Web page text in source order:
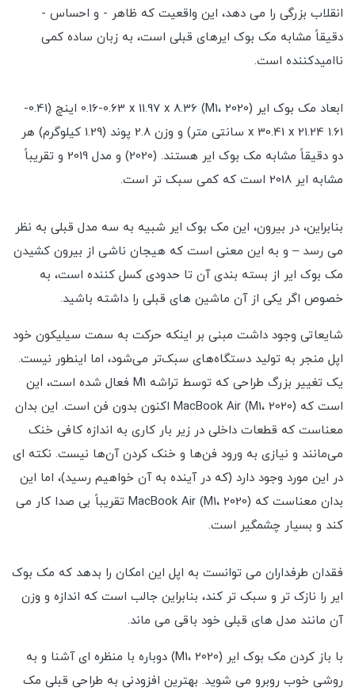
انقلاب بزرگی را می دهد، این واقعیت که ظاهر - و احساس -
دقیقاً مشابه مک بوک ایرهای قبلی است، به زبان ساده کمی
ناامیدکننده است.
ابعاد مک بوک ایر (M1، 2020) 0.16-0.63 x 11.97 x 8.36 اینچ (0.41-
1.61 x 30.41 x 21.24 سانتی متر) و وزن 2.8 پوند (1.29 کیلوگرم) هر
دو دقیقاً مشابه مک بوک ایر هستند. (2020) و مدل 2019 و تقریباً
مشابه ایر 2018 است که کمی سبک تر است.
بنابراین، در بیرون، این مک بوک ایر شبیه به سه مدل قبلی به نظر
می رسد – و به این معنی است که هیجان ناشی از بیرون کشیدن
مک بوک ایر از بسته بندی آن تا حدودی کسل کننده است، به
خصوص اگر یکی از آن ماشین های قبلی را داشته باشید.
شایعاتی وجود داشت مبنی بر اینکه حرکت به سمت سیلیکون خود
اپل منجر به تولید دستگاه‌های سبک‌تر می‌شود، اما اینطور نیست.
یک تغییر بزرگ طراحی که توسط تراشه M1 فعال شده است، این
است که MacBook Air (M1، 2020) اکنون بدون فن است. این بدان
معناست که قطعات داخلی در زیر بار کاری به اندازه کافی خنک
می‌مانند و نیازی به ورود فن‌ها و خنک کردن آن‌ها نیست. نکته ای
در این مورد وجود دارد (که در آینده به آن خواهیم رسید)، اما این
بدان معناست که MacBook Air (M1، 2020) تقریباً بی صدا کار می
کند و بسیار چشمگیر است.
فقدان طرفداران می توانست به اپل این امکان را بدهد که مک بوک
ایر را نازک تر و سبک تر کند، بنابراین جالب است که اندازه و وزن
آن مانند مدل های قبلی خود باقی می ماند.
با باز کردن مک بوک ایر (M1، 2020) دوباره با منظره ای آشنا و به
روشی خوب روبرو می شوید. بهترین افزودنی به طراحی قبلی مک